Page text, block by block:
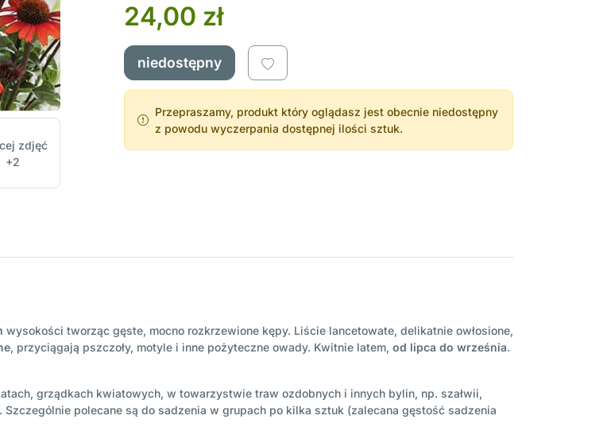
zdjęć
+2
24,00 zł
niedostępny
Przepraszamy, produkt który oglądasz jest obecnie niedostępny
z powodu wyczerpania dostępnej ilości sztuk.
wysokości tworząc gęste, mocno rozkrzewione kępy. Liście lancetowate, delikatnie owłosione,
, przyciągają pszczoły, motyle i inne pożyteczne owady. Kwitnie latem, od lipca do września.
grządkach kwiatowych, w towarzystwie traw ozdobnych i innych bylin, np. szałwii,
polecane są do sadzenia w grupach po kilka sztuk (zalecana gęstość sadzenia